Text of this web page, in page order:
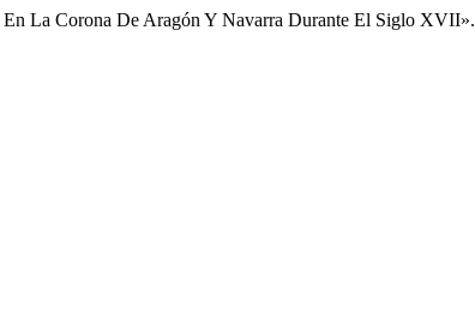
La Corona De Aragón Y Navarra Durante El Siglo XVII».